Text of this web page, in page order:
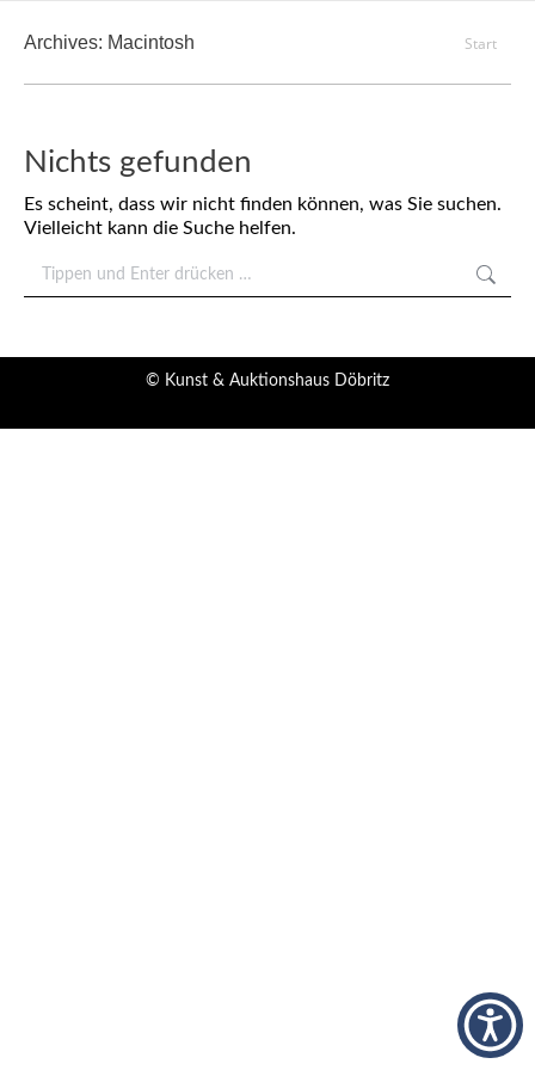
Archives: Macintosh
Sie
sich hier:
Start
Nichts gefunden
Es scheint, dass wir nicht finden können, was Sie suchen.
Vielleicht kann die Suche helfen.
Search:
© Kunst & Auktionshaus Döbritz